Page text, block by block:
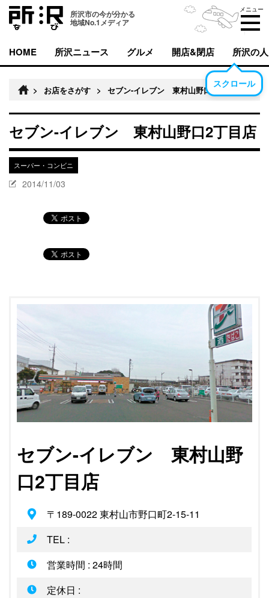
所沢市の今が分かる
地域No.1メディア
メニュー
HOME 所沢ニュース グルメ 開店&閉店 所沢の人
スクロール
> お店をさがす > セブン-イレブン 東村山野口2丁目店
セブン-イレブン 東村山野口2丁目店
スーパー・コンビニ
2014/11/03
セブン-イレブン 東村山野
口2丁目店
〒189-0022 東村山市野口町2-15-11
TEL :
営業時間 : 24時間
定休日 :